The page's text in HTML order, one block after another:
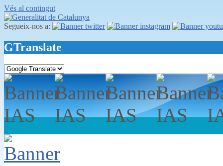
Vés al contingut
Segueix-nos a:
GTranslate